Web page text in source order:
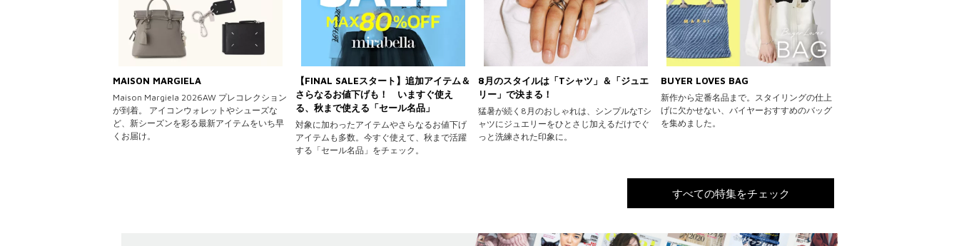
MAISON MARGIELA
Maison Margiela 2026AW プレコレクション
が到着。 アイコンウォレットやシューズな
ど、新シーズンを彩る最新アイテムをいち早
くお届け。
【FINAL SALEスタート】追加アイテム＆
さらなるお値下げも！ いますぐ使え
る、秋まで使える「セール名品」
対象に加わったアイテムやさらなるお値下げ
アイテムも多数。今すぐ使えて、秋まで活躍
する「セール名品」をチェック。
8月のスタイルは「Tシャツ」＆「ジュエ
リー」で決まる！
猛暑が続く8月のおしゃれは、シンプルなTシ
ャツにジュエリーをひとさじ加えるだけでぐ
っと洗練された印象に。
BUYER LOVES BAG
新作から定番名品まで。スタイリングの仕上
げに欠かせない、バイヤーおすすめのバッグ
を集めました。
すべての特集をチェック